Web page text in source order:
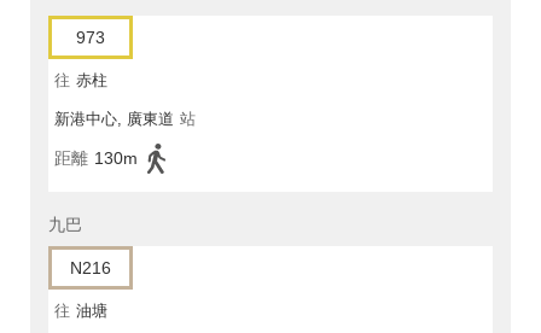
973
往 赤柱
新港中心, 廣東道 站
距離 130m
九巴
N216
往 油塘